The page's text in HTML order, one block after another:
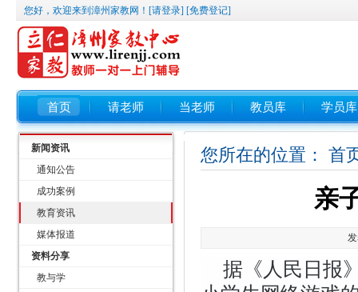
您好，欢迎来到漳州家教网！ [请登录] [免费登记]
首页 请老师 当老师 教员库 学员库
新闻资讯
通知公告
成功案例
教育资讯
媒体报道
资料分享
教与学
您所在的位置： 首
亲
据《人民日报